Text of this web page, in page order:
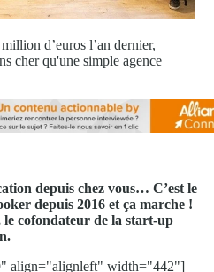
d’euros l’an dernier,
cher qu'une simple agence
depuis chez vous… C’est le
depuis 2016 et ça marche !
cofondateur de la start-up
align="alignleft" width="442"]